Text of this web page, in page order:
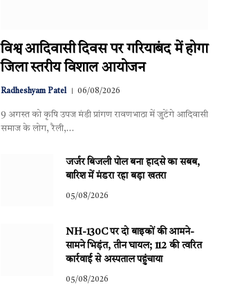
विश्व आदिवासी दिवस पर गरियाबंद में होगा
जिला स्तरीय विशाल आयोजन
Radheshyam Patel 06/08/2026
9 अगस्त को कृषि उपज मंडी प्रांगण रावणभाठा में जुटेंगे आदिवासी
समाज के लोग, रैली,…
जर्जर बिजली पोल बना हादसे का सबब,
बारिश में मंडरा रहा बड़ा खतरा
05/08/2026
NH-130C पर दो बाइकों की आमने-
सामने भिड़ंत, तीन घायल; 112 की त्वरित
कार्रवाई से अस्पताल पहुंचाया
05/08/2026